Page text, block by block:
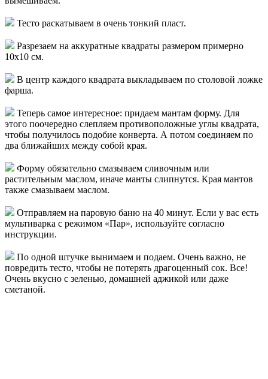
Тесто раскатываем в очень тонкий пласт.
Разрезаем на аккуратные квадраты размером примерно
10х10 см.
В центр каждого квадрата выкладываем по столовой ложке
фарша.
Теперь самое интересное: придаем мантам форму. Для
этого поочередно слепляем противоположные углы квадрата,
чтобы получилось подобие конверта. А потом соединяем по
два ближайших между собой края.
Форму обязательно смазываем сливочным или
растительным маслом, иначе манты слипнутся. Края мантов
также смазываем маслом.
Отправляем на паровую баню на 40 минут. Если у вас есть
мультиварка с режимом «Пар», используйте согласно
инструкции.
По одной штучке вынимаем и подаем. Очень важно, не
повредить тесто, чтобы не потерять драгоценный сок. Все!
Очень вкусно с зеленью, домашней аджикой или даже
сметаной.